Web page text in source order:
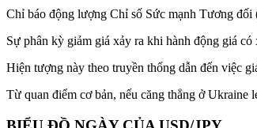
Chỉ báo động lượng Chỉ số Sức mạnh Tương đối
Sự phân kỳ giảm giá xảy ra khi hành động giá có
Hiện tượng này theo truyền thống dẫn đến việc
Từ quan điểm cơ bản, nếu căng thẳng ở Ukraine